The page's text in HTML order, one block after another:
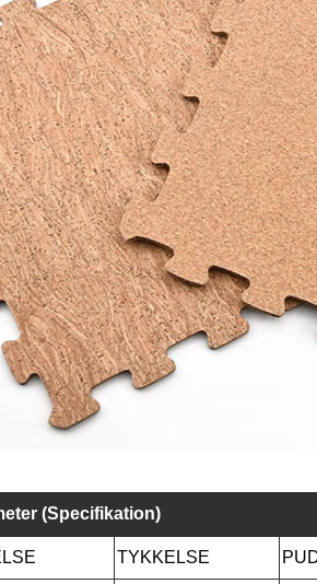
(Specifikation)
TYKKELSE